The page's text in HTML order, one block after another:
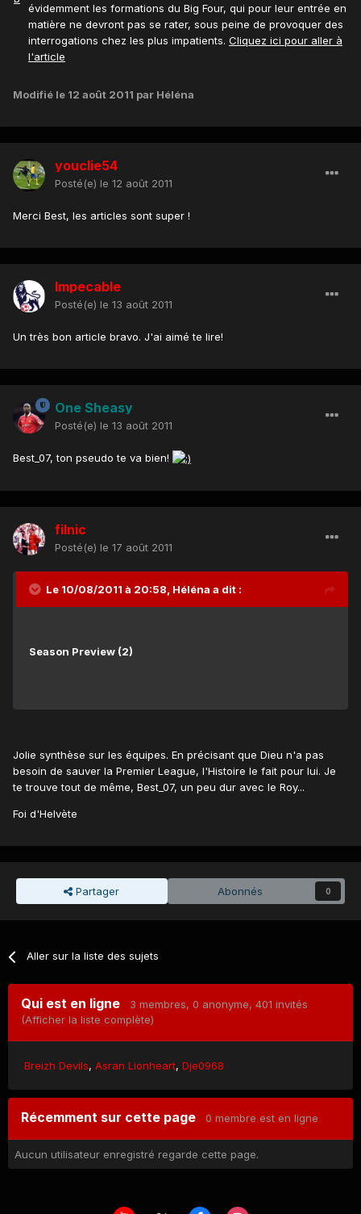
évidemment les formations du Big Four, qui pour leur entrée en
matière ne devront pas se rater, sous peine de provoquer des
interrogations chez les plus impatients. Cliquez ici pour aller à
l'article
Modifié le 12 août 2011 par Héléna
youclie54
Posté(e) le 12 août 2011
Merci Best, les articles sont super !
Impecable
Posté(e) le 13 août 2011
Un très bon article bravo. J'ai aimé te lire!
One Sheasy
Posté(e) le 13 août 2011
Best_07, ton pseudo te va bien!
filnic
Posté(e) le 17 août 2011
Le 10/08/2011 à 20:58, Héléna a dit :
Season Preview (2)
Jolie synthèse sur les équipes. En précisant que Dieu n'a pas
besoin de sauver la Premier League, l'Histoire le fait pour lui. Je
te trouve tout de même, Best_07, un peu dur avec le Roy...
Foi d'Helvète
Partager Abonnés 0
Aller sur la liste des sujets
Qui est en ligne 3 membres, 0 anonyme, 401 invités
(Afficher la liste complète)
Breizh Devils Asran Lionheart Dje0968
Récemment sur cette page 0 membre est en ligne
Aucun utilisateur enregistré regarde cette page.